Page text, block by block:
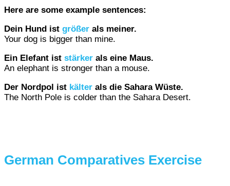
Here are some example sentences:
Dein Hund ist größer als meiner.
Your dog is bigger than mine.
Ein Elefant ist stärker als eine Maus.
An elephant is stronger than a mouse.
Der Nordpol ist kälter als die Sahara Wüste.
The North Pole is colder than the Sahara Desert.
German Comparatives Exercise